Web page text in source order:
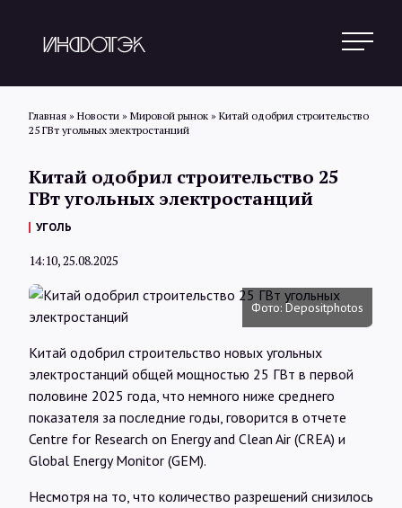
Статьи
Обзоры
Интервью
Карты
Главная » Новости » Мировой рынок » Китай одобрил строительство
25 ГВт угольных электростанций
Китай одобрил строительство 25
ГВт угольных электростанций
УГОЛЬ
14:10, 25.08.2025
Фото: Depositphotos
Китай одобрил строительство новых угольных
электростанций общей мощностью 25 ГВт в первой
половине 2025 года, что немного ниже среднего
показателя за последние годы, говорится в отчете
Centre for Research on Energy and Clean Air (CREA) и
Global Energy Monitor (GEM).
Несмотря на то, что количество разрешений снизилось